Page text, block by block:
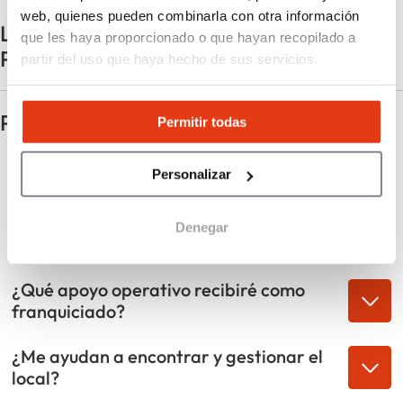
web, quienes pueden combinarla con otra información
que les haya proporcionado o que hayan recopilado a
partir del uso que haya hecho de sus servicios.
Permitir todas
Personalizar
Denegar
La historia de la franquicia Domino's
Pizza
Preguntas frecuentes
¿Qué características deben tener los
locales estándar de Domino’s Pizza?
¿Qué opciones hay para ubicaciones
¿Qué apoyo operativo recibiré como
franquiciado?
¿Me ayudan a encontrar y gestionar el
local?